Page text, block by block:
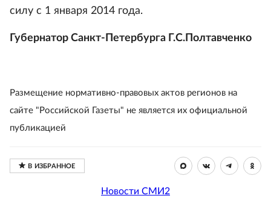
силу с 1 января 2014 года.
Губернатор Санкт-Петербурга Г.С.Полтавченко
Размещение нормативно-правовых актов регионов на
сайте "Российской Газеты" не является их официальной
публикацией
Новости СМИ2